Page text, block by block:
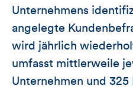
Unternehmens
angelegte
wird jährlich
umfasst mittlerweile
Unternehmen und 325